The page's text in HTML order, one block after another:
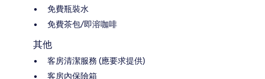
免費瓶裝水
免費茶包/即溶咖啡
其他
客房清潔服務 (應要求提供)
客房內保險箱